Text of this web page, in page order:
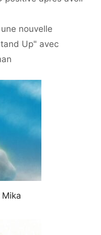
nouvelle
Up" avec